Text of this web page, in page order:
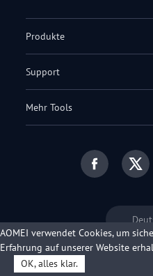
Produkte
Support
Mehr Tools
© 2009-2026 AOMEI.
AOMEI verwendet Cookies, um
Erfahrung auf unserer Website
OK, alles klar.